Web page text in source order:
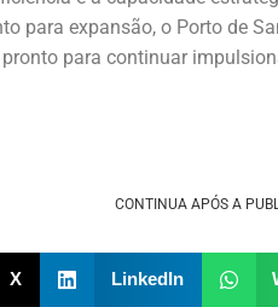
para expansão, o Porto de
para continuar
CONTINUA APÓS A
X LinkedIn